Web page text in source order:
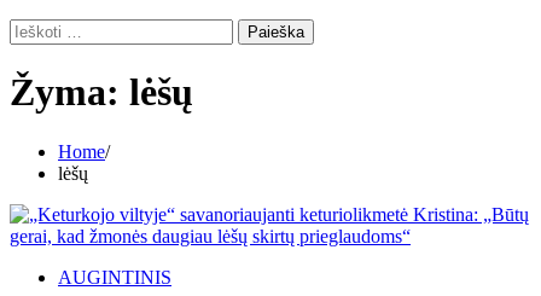
Ieškoti:
Žyma: lėšų
Home
lėšų
AUGINTINIS